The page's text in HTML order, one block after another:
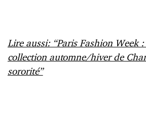
Lire aussi: “Paris Fashion Week
collection automne/hiver de
sororité”